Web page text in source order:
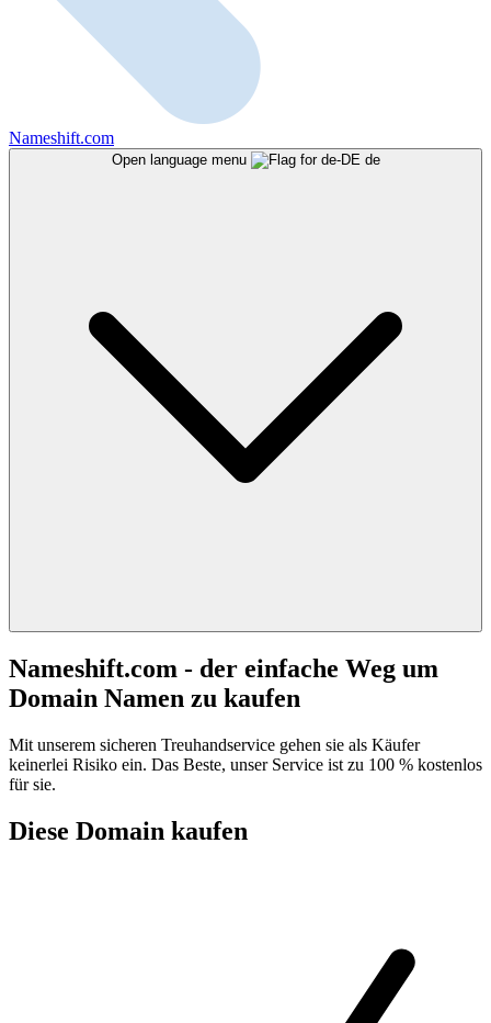
Nameshift.com
Open language menu de
Nameshift.com - der einfache Weg um
Domain Namen zu kaufen
Mit unserem sicheren Treuhandservice gehen sie als Käufer
keinerlei Risiko ein. Das Beste, unser Service ist zu 100 % kostenlos
für sie.
Diese Domain kaufen